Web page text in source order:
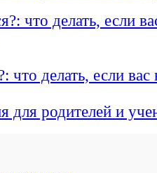
что делать, если
для родителей и